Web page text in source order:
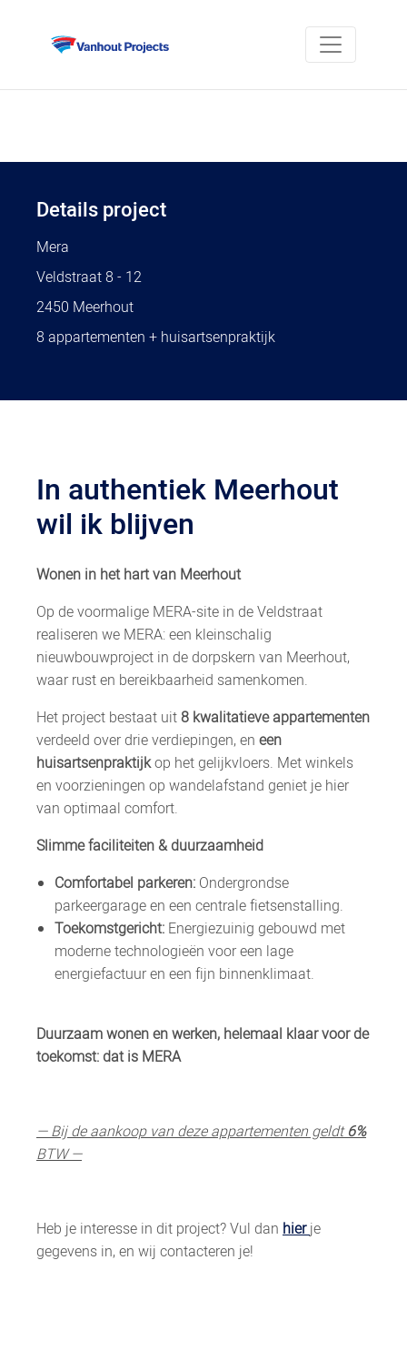
Details project
Mera
Veldstraat 8 - 12
2450 Meerhout
8 appartementen + huisartsenpraktijk
In authentiek Meerhout
wil ik blijven
Wonen in het hart van Meerhout
Op de voormalige MERA-site in de Veldstraat
realiseren we MERA: een kleinschalig
nieuwbouwproject in de dorpskern van Meerhout,
waar rust en bereikbaarheid samenkomen.
Het project bestaat uit8 kwalitatieve appartementen
verdeeld over drie verdiepingen, en een
huisartsenpraktijkop het gelijkvloers. Met winkels
en voorzieningen op wandelafstand geniet je hier
van optimaal comfort.
Slimme faciliteiten & duurzaamheid
Comfortabel parkeren: Ondergrondse
parkeergarage en een centrale fietsenstalling.
Toekomstgericht: Energiezuinig gebouwd met
moderne technologieën voor een lage
energiefactuur en een fijn binnenklimaat.
Duurzaam wonen en werken, helemaal klaar voor de
toekomst: dat is MERA
— Bij de aankoop van deze appartementen geldt6%
BTW —
Heb je interesse in dit project? Vul dan hier je
gegevens in, en wij contacteren je!